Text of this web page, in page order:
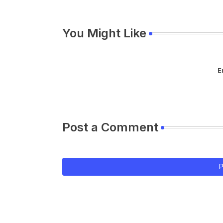
You Might Like
Post a Comment